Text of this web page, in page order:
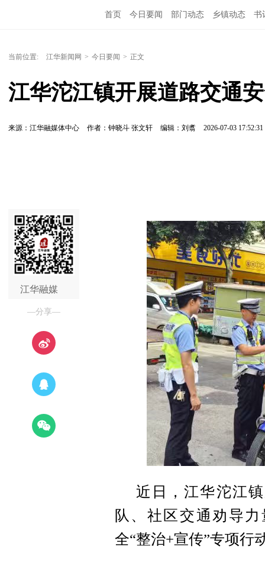
首页 今日要闻 部门动态 乡镇动态 书
当前位置: 江华新闻网 > 今日要闻 > 正文
江华沱江镇开展道路交通
来源：江华融媒体中心 作者：钟晓斗 张文轩 编辑：刘翥 2026-07-03 17:52:31
江华融媒
—分享—
近日，江华沱江
队、社区交通劝导
全“整治+宣传”专项行